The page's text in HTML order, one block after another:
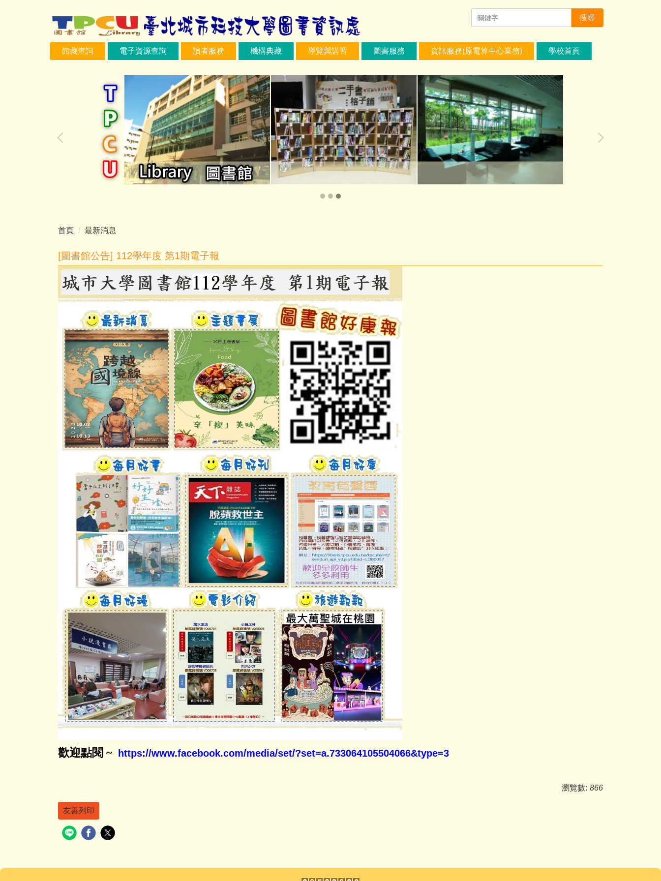
搜尋
館藏查詢 電子資源查詢 讀者服務 機構典藏 導覽與講習 圖書服務 資訊服務(原電算中心業務) 學校首頁
首頁 最新消息
[圖書館公告] 112學年度 第1期電子報
歡迎點閱 ~ https://www.facebook.com/media/set/?set=a.733064105504066&type=3
瀏覽數: 866
友善列印